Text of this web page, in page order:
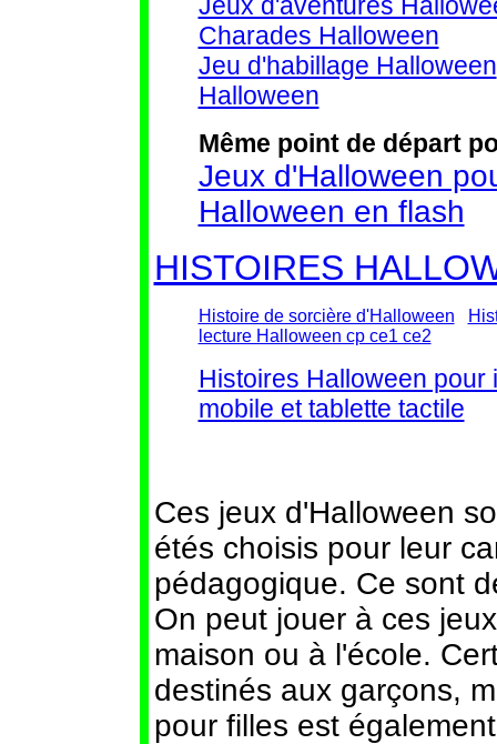
Charades Halloween
Jeu d'habillage Halloween
Halloween
Même point de départ
Jeux d'Halloween
Halloween en flash
HISTOIRES
Histoire de sorcière d'Halloween
lecture Halloween cp ce1 ce2
Histoires Halloween pour
mobile et tablette tactile
Ces jeux d'Halloween
étés choisis pour leur
pédagogique. Ce sont
On peut jouer à ces
maison ou à l'école.
destinés aux garçons,
pour filles est